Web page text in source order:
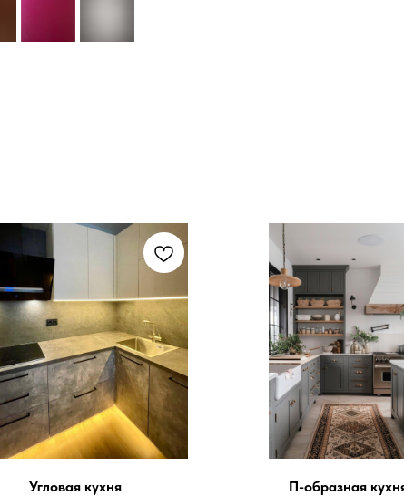
Угловая кухня П-образная